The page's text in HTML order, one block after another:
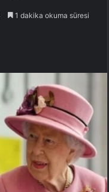
1 dakika okuma süresi